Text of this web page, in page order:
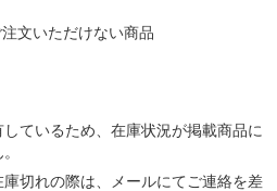
文いただけない商品
ているため、在庫状況が掲載商品に
切れの際は、メールにてご連絡を差